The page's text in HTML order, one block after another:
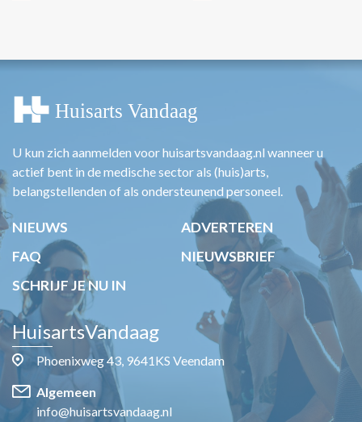
U kun zich aanmelden voor huisartsvandaag.nl wanneer u
actief bent in de medische sector als (huis)arts,
belangstellenden of als ondersteunend personeel.
NIEUWS
ADVERTEREN
FAQ
NIEUWSBRIEF
SCHRIJF JE NU IN
HuisartsVandaag
Phoenixweg 43, 9641KS Veendam
Algemeen
info@huisartsvandaag.nl